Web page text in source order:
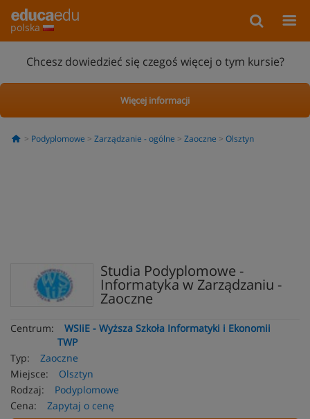
polska
Chcesz dowiedzieć się czegoś więcej o tym kursie?
Więcej informacji
Podyplomowe Zarządzanie - ogólne Zaoczne Olsztyn
Studia Podyplomowe -
Informatyka w Zarządzaniu -
Zaoczne
Centrum:
WSIiE - Wyższa Szkoła Informatyki i Ekonomii
TWP
Typ:
Zaoczne
Miejsce:
Olsztyn
Rodzaj:
Podyplomowe
Cena:
Zapytaj o cenę